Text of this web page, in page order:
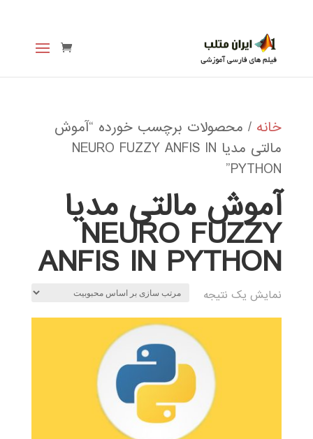
خانه / محصولات برچسب خورده “آموش
مالتی مدیا NEURO FUZZY ANFIS IN
PYTHON”
آموش مالتی مدیا
NEURO FUZZY
ANFIS IN PYTHON
نمایش یک نتیجه